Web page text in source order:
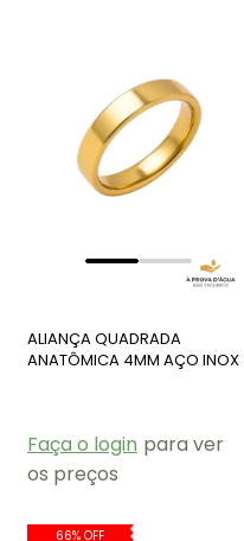
ALIANÇA QUADRADA
ANATÔMICA 4MM AÇO INOX
Faça o login para ver
os preços
66% OFF